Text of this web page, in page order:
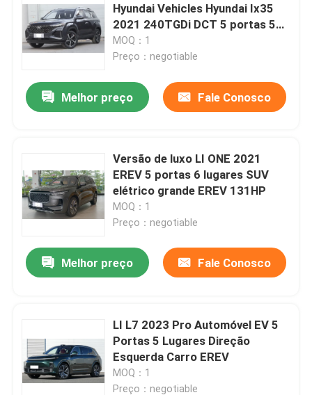
Hyundai Vehicles Hyundai Ix35
2021 240TGDi DCT 5 portas 5
lugares
MOQ：1
Preço：negotiable
Melhor preço Fale Conosco
Versão de luxo LI ONE 2021
EREV 5 portas 6 lugares SUV
elétrico grande EREV 131HP
MOQ：1
Preço：negotiable
Melhor preço Fale Conosco
LI L7 2023 Pro Automóvel EV 5
Portas 5 Lugares Direção
Esquerda Carro EREV
MOQ：1
Preço：negotiable